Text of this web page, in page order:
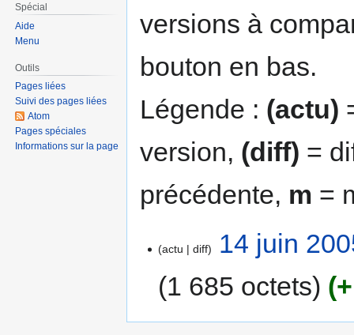
versions à
bouton en bas.
Légende : (actu)
version, (diff) =
précédente, m =
actu diff
14 juin
1 685 octets
Spécial
Aide
Menu
Outils
Pages liées
Suivi des pages liées
Atom
Pages spéciales
Informations sur la page